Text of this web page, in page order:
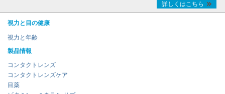
詳しくはこちら
視力と目の健康
視力と年齢
製品情報
コンタクトレンズ
コンタクトレンズケア
目薬